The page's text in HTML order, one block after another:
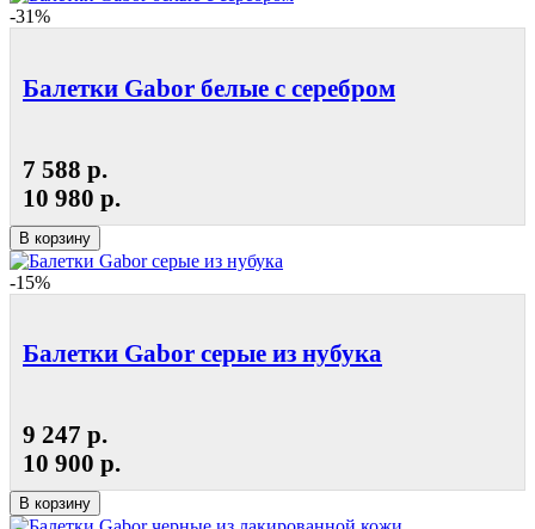
-31%
Балетки Gabor белые с серебром
7 588 р.
10 980 р.
В корзину
-15%
Балетки Gabor серые из нубука
9 247 р.
10 900 р.
В корзину